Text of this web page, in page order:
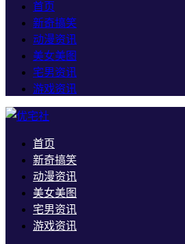
首页
新奇搞笑
动漫资讯
美女美图
宅男资讯
游戏资讯
首页
新奇搞笑
动漫资讯
美女美图
宅男资讯
游戏资讯